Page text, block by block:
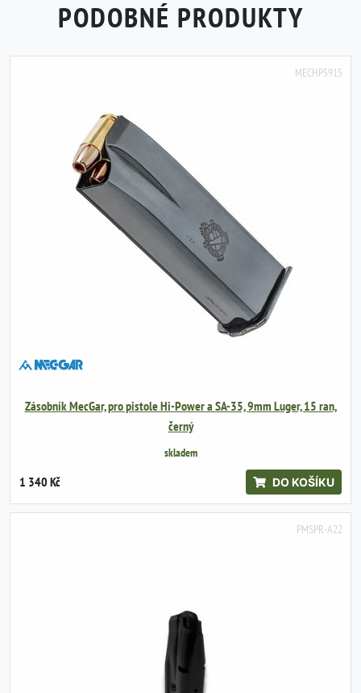
PODOBNÉ PRODUKTY
MECHP5915
Zásobník MecGar, pro pistole Hi-Power a SA-35, 9mm Luger, 15 ran,
černý
skladem
1 340 Kč DO KOŠÍKU
PMSPR-A22